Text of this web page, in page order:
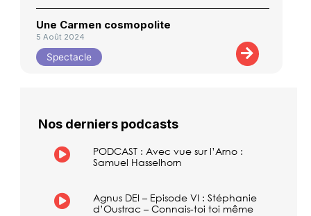
Une Carmen cosmopolite
5 Août 2024
Spectacle
Nos derniers podcasts
PODCAST : Avec vue sur l’Arno :
Samuel Hasselhorn
Agnus DEI – Episode VI : Stéphanie
d’Oustrac – Connais-toi toi même